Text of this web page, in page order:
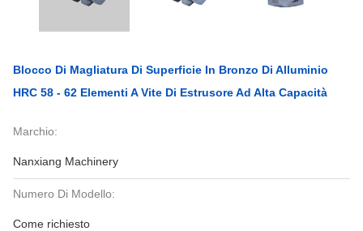
Blocco Di Magliatura Di Superficie In Bronzo Di Alluminio
HRC 58 - 62 Elementi A Vite Di Estrusore Ad Alta Capacità
Marchio:
Nanxiang Machinery
Numero Di Modello:
Come richiesto